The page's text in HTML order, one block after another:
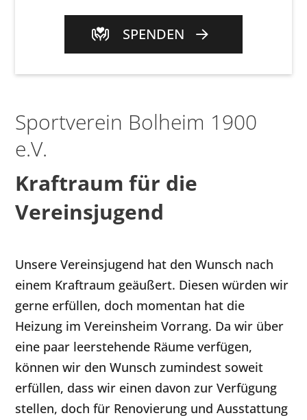
Sportverein Bolheim 1900
e.V.
Kraftraum für die
Vereinsjugend
Unsere Vereinsjugend hat den Wunsch nach
einem Kraftraum geäußert. Diesen würden wir
gerne erfüllen, doch momentan hat die
Heizung im Vereinsheim Vorrang. Da wir über
eine paar leerstehende Räume verfügen,
können wir den Wunsch zumindest soweit
erfüllen, dass wir einen davon zur Verfügung
stellen, doch für Renovierung und Ausstattung
SPENDEN